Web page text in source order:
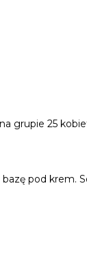
grupie 25
pod krem.